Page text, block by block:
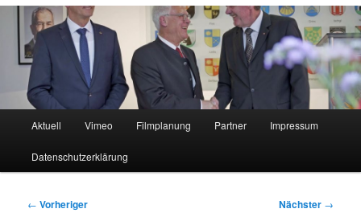
Aktuell Vimeo Filmplanung Partner Impressum
Datenschutzerklärung
Beitragsnavigation
← Vorheriger Nächster →